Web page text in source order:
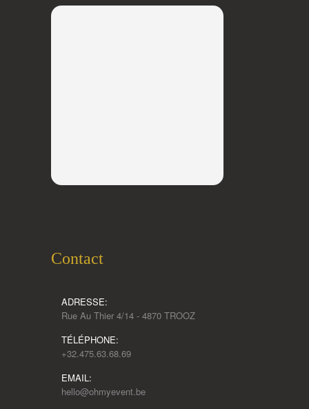
Contact
ADRESSE:
Rue Au Thier 4/14 - 4870 TROOZ
TÉLÉPHONE:
+32.475.63.68.69
EMAIL:
hello@ohmyevent.be